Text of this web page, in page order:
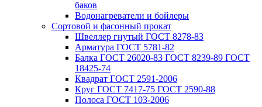
баков
Водонагреватели и бойлеры
Сортовой и фасонный прокат
Швеллер гнутый ГОСТ 8278-83
Арматура ГОСТ 5781-82
Балка ГОСТ 26020-83 ГОСТ 8239-89 ГОСТ
18425-74
Квадрат ГОСТ 2591-2006
Круг ГОСТ 7417-75 ГОСТ 2590-88
Полоса ГОСТ 103-2006